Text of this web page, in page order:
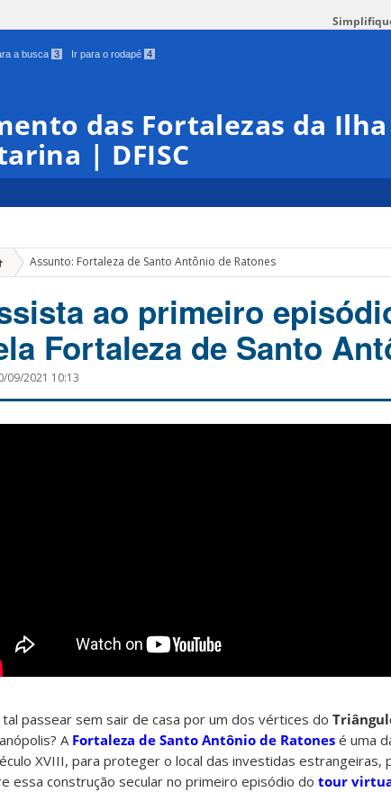
a busca 3 Ir para o rodapé 4
das Fortalezas da
| DFISC
Assunto: Fortaleza de Santo Antônio de Ratones
ao primeiro
Fortaleza de Santo
09/2021 10:13
passear sem sair de casa por um dos vértices do
A Fortaleza de Santo Antônio de Ratones é uma
XVIII, para proteger o local das investidas estrangeiras,
essa construção secular no primeiro episódio do tour